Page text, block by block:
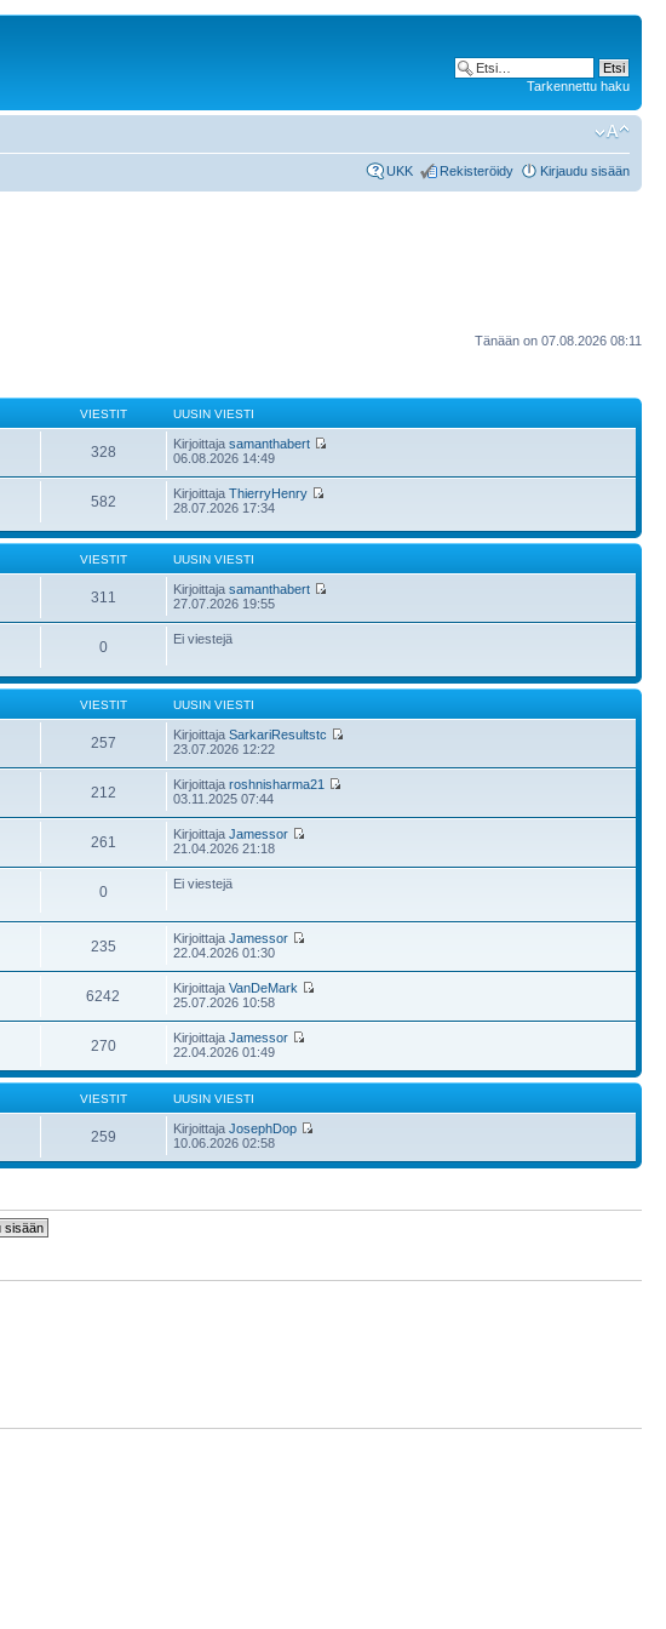
Tarkennettu haku
UKK Rekisteröidy Kirjaudu sisään
Tänään on 07.08.2026 08:11
VIESTIT UUSIN VIESTI
328 Kirjoittajasamanthabert
06.08.2026 14:49
582 KirjoittajaThierryHenry
28.07.2026 17:34
VIESTIT UUSIN VIESTI
311 Kirjoittajasamanthabert
27.07.2026 19:55
0 Ei viestejä
VIESTIT UUSIN VIESTI
257 KirjoittajaSarkariResultstc
23.07.2026 12:22
212 Kirjoittajaroshnisharma21
03.11.2025 07:44
261 KirjoittajaJamessor
21.04.2026 21:18
0 Ei viestejä
235 KirjoittajaJamessor
22.04.2026 01:30
6242 KirjoittajaVanDeMark
25.07.2026 10:58
270 KirjoittajaJamessor
22.04.2026 01:49
VIESTIT UUSIN VIESTI
259 KirjoittajaJosephDop
10.06.2026 02:58